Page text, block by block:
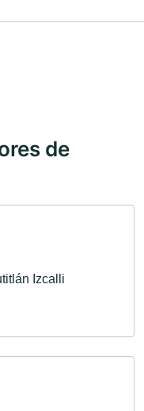
de
Izcalli